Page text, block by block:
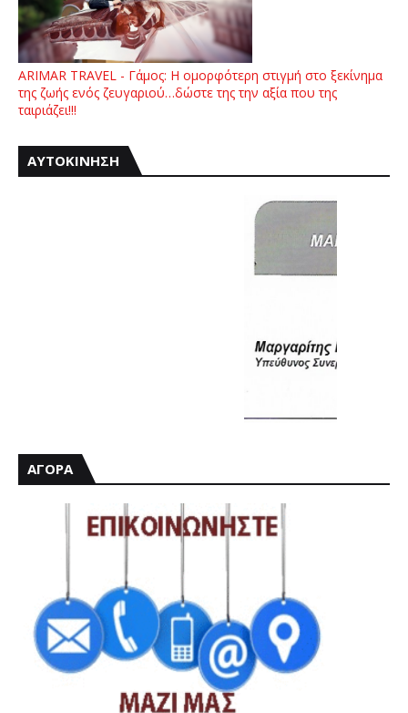
ARIMAR TRAVEL - Γάμος: Η ομορφότερη στιγμή στο ξεκίνημα
της ζωής ενός ζευγαριού…δώστε της την αξία που της
ταιριάζει!!!
ΑΥΤΟΚΙΝΗΣΗ
ΑΓΟΡΑ